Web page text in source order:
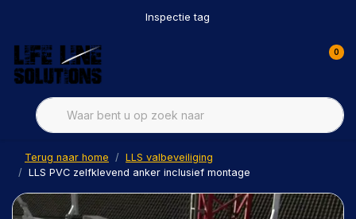
Inspectie tag
0
Terug naar home
LLS valbeveiliging
LLS PVC zelfklevend anker inclusief montage